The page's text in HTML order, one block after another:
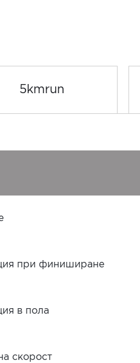
5kmrun
при финиширане
в пола
скорост